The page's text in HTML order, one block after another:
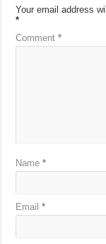
Your email address
*
Comment*
Name*
Email*